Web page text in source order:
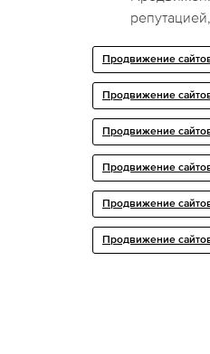
Продвижение
Продвижение
Продвижение
Продвижение
Продвижение
Продвижение